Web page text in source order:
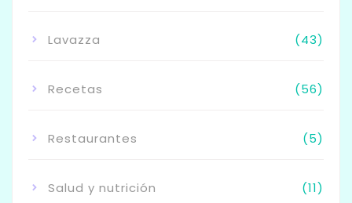
Lavazza (43)
Recetas (56)
Restaurantes (5)
Salud y nutrición (11)